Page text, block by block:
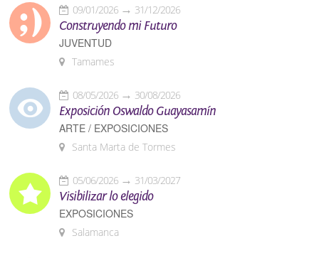
09/01/2026 31/12/2026
Construyendo mi Futuro
JUVENTUD
Tamames
08/05/2026 30/08/2026
Exposición Oswaldo Guayasamín
ARTE / EXPOSICIONES
Santa Marta de Tormes
05/06/2026 31/03/2027
Visibilizar lo elegido
EXPOSICIONES
Salamanca